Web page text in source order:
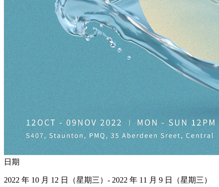
日期
2022 年 10 月 12 日（星期三）- 2022 年 11 月 9 日（星期三）